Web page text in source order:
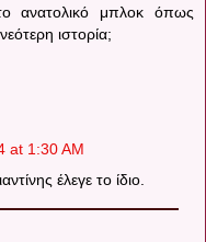
ανατολικό μπλοκ όπως
ιστορία;
at 1:30 AM
έλεγε το ίδιο.